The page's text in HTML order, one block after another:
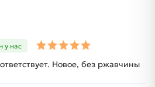
у нас
Новое, без ржавчины